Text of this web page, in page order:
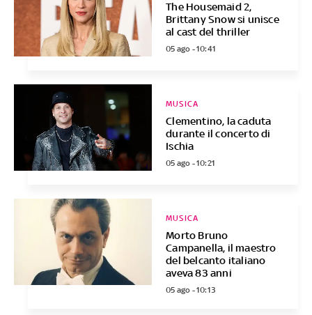
The Housemaid 2,
Brittany Snow si unisce
al cast del thriller
05 ago - 10:41
Clementino, la caduta
durante il concerto di
Ischia
MUSICA
05 ago - 10:21
Morto Bruno
Campanella, il maestro
del belcanto italiano
aveva 83 anni
MUSICA
05 ago - 10:13